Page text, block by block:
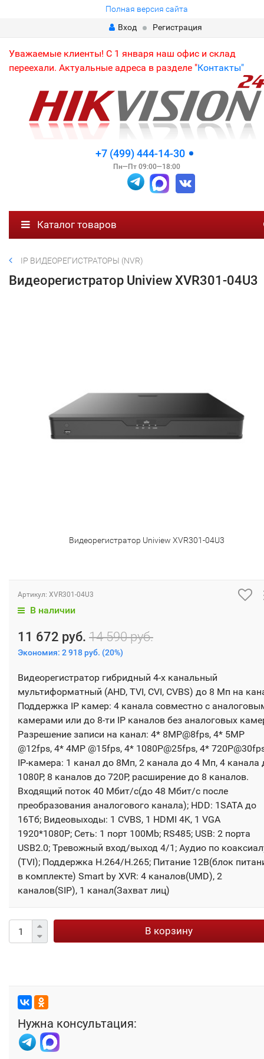
Полная версия сайта
Вход
Регистрация
Уважаемые клиенты! С 1 января наш офис и склад
переехали. Актуальные адреса в разделе "Контакты"
+7 (499) 444-14-30
Пн—Пт 09:00—18:00
Каталог товаров
IP ВИДЕОРЕГИСТРАТОРЫ (NVR)
Видеорегистратор Uniview XVR301-04U3
Видеорегистратор Uniview XVR301-04U3
Артикул: XVR301-04U3
В наличии
11 672 руб. 14 590 руб.
Экономия: 2 918 руб. (20%)
Видеорегистратор гибридный 4-х канальный
мультиформатный (AHD, TVI, CVI, CVBS) до 8 Мп на
Поддержка IP камер: 4 канала совместно с
камерами или до 8-ти IP каналов без аналоговых
Разрешение записи на канал: 4* 8MP@8fps, 4* 5MP
@12fps, 4* 4MP @15fps, 4* 1080P@25fps, 4*
IP-камера: 1 канал до 8Мп, 2 канала до 4 Мп, 4 канала
1080Р, 8 каналов до 720Р, расширение до 8 каналов.
Входящий поток 40 Мбит/с(до 48 Мбит/с после
преобразования аналогового канала); HDD: 1SATA до
16Тб; Видеовыходы: 1 CVBS, 1 HDMI 4K, 1 VGA
1920*1080P; Сеть: 1 порт 100Mb; RS485; USB: 2 порта
USB2.0; Тревожный вход/выход 4/1; Аудио по
(TVI); Поддержка H.264/H.265; Питание 12В(блок
в комплекте) Smart by XVR: 4 каналов(UMD), 2
каналов(SIP), 1 канал(Захват лиц)
В корзину
Нужна консультация: